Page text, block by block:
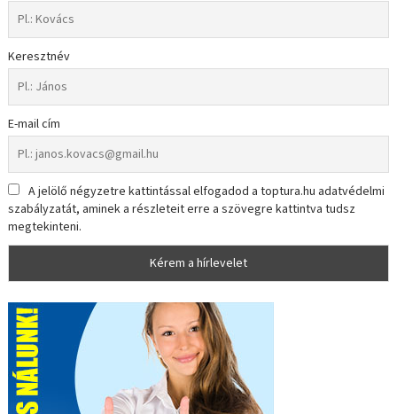
Keresztnév
E-mail cím
A jelölő négyzetre kattintással elfogadod a toptura.hu adatvédelmi
szabályzatát, aminek a részleteit erre a szövegre kattintva tudsz
megtekinteni.